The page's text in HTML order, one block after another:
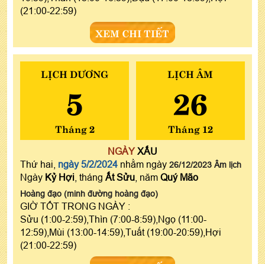
(21:00-22:59)
XEM CHI TIẾT
LỊCH DƯƠNG
5
Tháng 2
LỊCH ÂM
26
Tháng 12
NGÀYXẤU
Thứ hai, ngày 5/2/2024 nhằm ngày 26/12/2023 Âm lịch
Ngày Kỷ Hợi , tháng Ất Sửu , năm Quý Mão
Hoàng đạo (minh đường hoàng đạo)
GIỜ TỐT TRONG NGÀY :
Sửu (1:00-2:59),Thìn (7:00-8:59),Ngọ (11:00-
12:59),Mùi (13:00-14:59),Tuất (19:00-20:59),Hợi
(21:00-22:59)